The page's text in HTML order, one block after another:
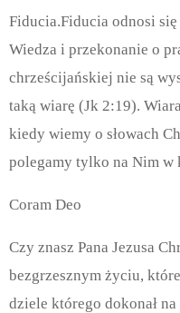
Fiducia.Fiducia odnosi
Wiedza i przekonanie o
chrześcijańskiej nie są
taką wiarę (Jk 2:19).
kiedy wiemy o słowach
polegamy tylko na Nim w
Coram Deo
Czy znasz Pana Jezusa
bezgrzesznym życiu,
dziele którego dokonał